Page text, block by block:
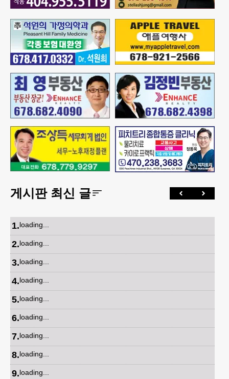
게시판 최신 글
1.loading...
2.loading...
3.loading...
4.loading...
5.loading...
6.loading...
7.loading...
8.loading...
9.loading...